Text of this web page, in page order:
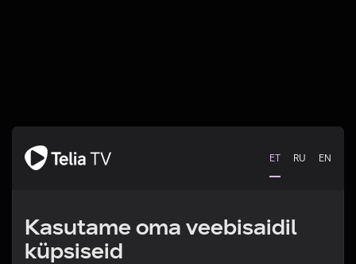
ET RU EN
Kasutame oma veebisaidil
küpsiseid